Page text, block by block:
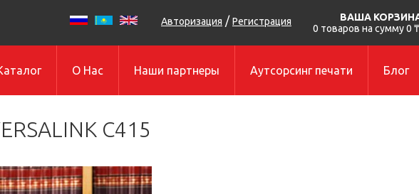
ВАША
0 товаров на сумму 0
Авторизация /Регистрация
О Нас Наши партнеры Аутсорсинг печати Блог
C415